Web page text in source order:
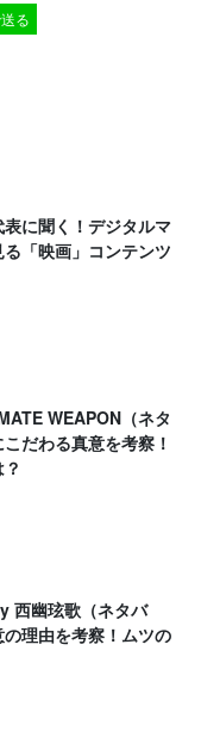
る
に聞く！デジタルマ
「映画」コンテンツ
WEAPON（ネタ
だわる真意を考察！
西幽玹歌（ネタバ
理由を考察！ムツの